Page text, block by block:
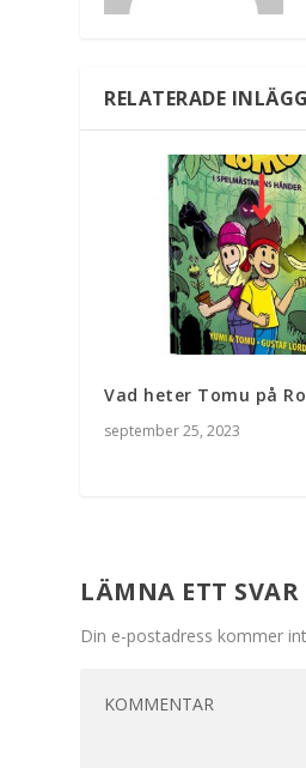
RELATERADE INLÄGG
Vad heter Tomu på
september 25, 2023
LÄMNA ETT SVAR
Din e-postadress kommer